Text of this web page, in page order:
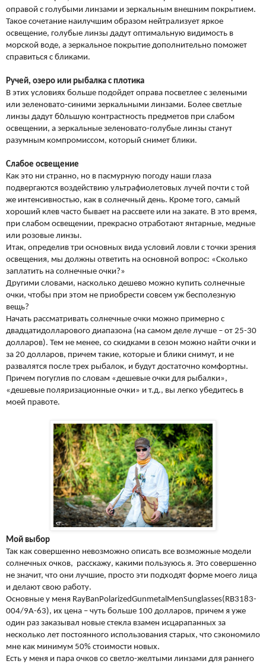
оправой с голубыми линзами и зеркальным внешним покрытием.
Такое сочетание наилучшим образом нейтрализует яркое
освещение, голубые линзы дадут оптимальную видимость в
морской воде, а зеркальное покрытие дополнительно поможет
справиться с бликами.
Ручей, озеро или рыбалка с плотика
В этих условиях больше подойдет оправа посветлее с зелеными
или зеленовато-синими зеркальными линзами. Более светлые
линзы дадут бо̀льшую контрастность предметов при слабом
освещении, а зеркальные зеленовато-голубые линзы станут
разумным компромиссом, который снимет блики.
Слабое освещение
Как это ни странно, но в пасмурную погоду наши глаза
подвергаются воздействию ультрафиолетовых лучей почти с той
же интенсивностью, как в солнечный день. Кроме того, самый
хороший клев часто бывает на рассвете или на закате. В это время,
при слабом освещении, прекрасно отработают янтарные, медные
или розовые линзы.
Итак, определив три основных вида условий ловли с точки зрения
освещения, мы должны ответить на основной вопрос: «Сколько
заплатить на солнечные очки?»
Другими словами, насколько дешево можно купить солнечные
очки, чтобы при этом не приобрести совсем уж бесполезную
вещь?
Начать рассматривать солнечные очки можно примерно с
двадцатидолларового диапазона (на самом деле лучше – от 25-30
долларов). Тем не менее, со скидками в сезон можно найти очки и
за 20 долларов, причем такие, которые и блики снимут, и не
развалятся после трех рыбалок, и будут достаточно комфортны.
Причем погуглив по словам «дешевые очки для рыбалки»,
«дешевые поляризационные очки» и т.д., вы легко убедитесь в
моей правоте.
Мой выбор
Так как совершенно невозможно описать все возможные модели
солнечных очков, расскажу, какими пользуюсь я. Это совершенно
не значит, что они лучшие, просто эти подходят форме моего лица
и делают свою работу.
Основные у меня RayBan PolarizedGunmetal MenSunglasses( RB3183-
004/9A-63), их цена – чуть больше 100 долларов, причем я уже
один раз заказывал новые стекла взамен исцарапанных за
несколько лет постоянного использования старых, что сэкономило
мне как минимум 50% стоимости новых.
Есть у меня и пара очков со светло-желтыми линзами для раннего